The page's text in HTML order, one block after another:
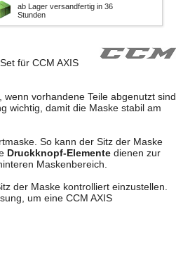
ab Lager versandfertig in 36
Stunden
für CCM AXIS
vorhandene Teile abgenutzt sind
wichtig, damit die Maske stabil am
So kann der Sitz der Maske
Druckknopf-Elemente dienen zur
Maskenbereich.
der Maske kontrolliert einzustellen.
um eine CCM AXIS